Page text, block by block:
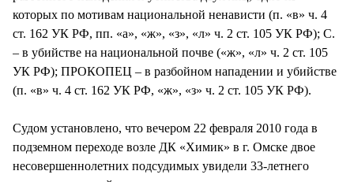
которых по мотивам национальной ненависти (п. «в» ч. 4
ст. 162 УК РФ, пп. «а», «ж», «з», «л» ч. 2 ст. 105 УК РФ); С.
– в убийстве на национальной почве («ж», «л» ч. 2 ст. 105
УК РФ); ПРОКОПЕЦ – в разбойном нападении и убийстве
(п. «в» ч. 4 ст. 162 УК РФ, «ж», «з» ч. 2 ст. 105 УК РФ).
Судом установлено, что вечером 22 февраля 2010 года в
подземном переходе возле ДК «Химик» в г. Омске двое
несовершеннолетних подсудимых увидели 33-летнего